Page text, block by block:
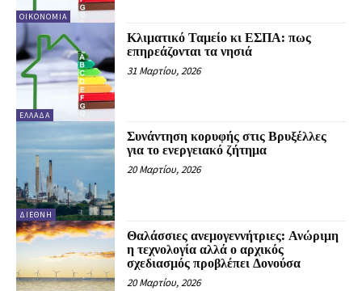
ΟΙΚΟΝΟΜΊΑ
ΕΛΛΆΔΑ
Κλιματικό Ταμείο κι ΕΣΠΑ: πως
επηρεάζονται τα νησιά
31 Μαρτίου, 2026
ΔΙΕΘΝΉ
Συνάντηση κορυφής στις Βρυξέλλες
για το ενεργειακό ζήτημα
20 Μαρτίου, 2026
Θαλάσσιες ανεμογεννήτριες: Ανώριμη
η τεχνολογία αλλά ο αρχικός
σχεδιασμός προβλέπει Δονούσα
20 Μαρτίου, 2026